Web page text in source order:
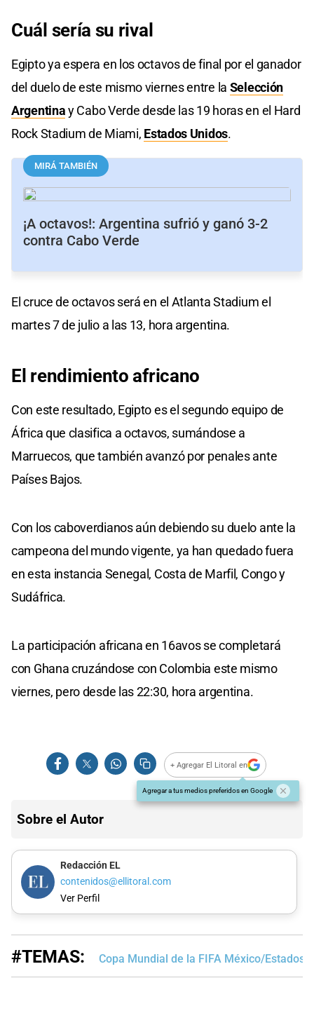
Cuál sería su rival
Egipto ya espera en los octavos de final por el ganador
del duelo de este mismo viernes entre la Selección
Argentinay Cabo Verde desde las 19 horas en el Hard
Rock Stadium de Miami, Estados Unidos.
MIRÁ TAMBIÉN
¡A octavos!: Argentina sufrió y ganó 3-2
contra Cabo Verde
El cruce de octavos será en el Atlanta Stadium el
martes 7 de julio a las 13, hora argentina.
El rendimiento africano
Con este resultado, Egipto es el segundo equipo de
África que clasifica a octavos, sumándose a
Marruecos, que también avanzó por penales ante
Países Bajos.
Con los caboverdianos aún debiendo su duelo ante la
campeona del mundo vigente, ya han quedado fuera
en esta instancia Senegal, Costa de Marfil, Congo y
Sudáfrica.
La participación africana en 16avos se completará
con Ghana cruzándose con Colombia este mismo
viernes, pero desde las 22:30, hora argentina.
+ Agregar El Litoral en
Agregar a tus medios preferidos en Google
Sobre el Autor
Redacción EL
contenidos@ellitoral.com
Ver Perfil
#TEMAS: Copa Mundial de la FIFA México/Estados